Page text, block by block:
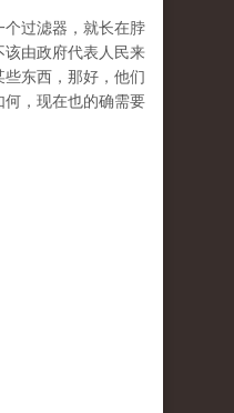
过滤器，就长在脖
由政府代表人民来
东西，那好，他们
，现在也的确需要